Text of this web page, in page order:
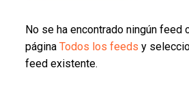
No se ha encontrado ningún feed
página Todos los feeds y
feed existente.